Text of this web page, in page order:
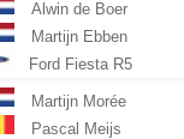
Alwin de Boer
Martijn Ebben
Ford Fiesta R5
Martijn Morée
Pascal Meijs